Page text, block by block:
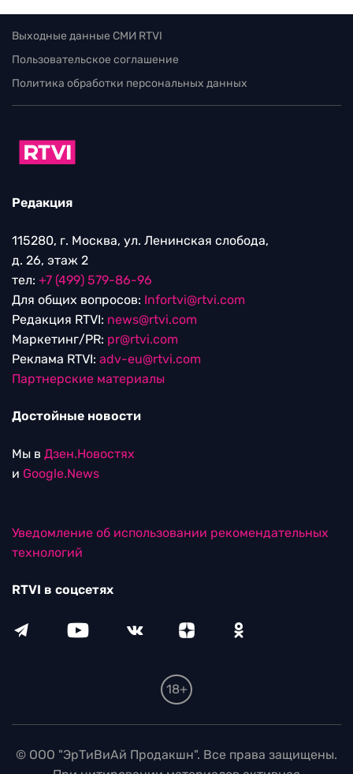
Выходные данные СМИ RTVI
Пользовательское соглашение
Политика обработки персональных данных
Редакция
115280, г. Москва, ул. Ленинская слобода,
д. 26, этаж 2
тел: +7 (499) 579-86-96
Для общих вопросов: Infortvi@rtvi.com
Редакция RTVI: news@rtvi.com
Маркетинг/PR: pr@rtvi.com
Реклама RTVI: adv-eu@rtvi.com
Партнерские материалы
Достойные новости
Мы в Дзен.Новостях
и Google.News
Уведомление об использовании рекомендательных
технологий
RTVI в соцсетях
18+
© ООО "ЭрТиВиАй Продакшн". Все права защищены.